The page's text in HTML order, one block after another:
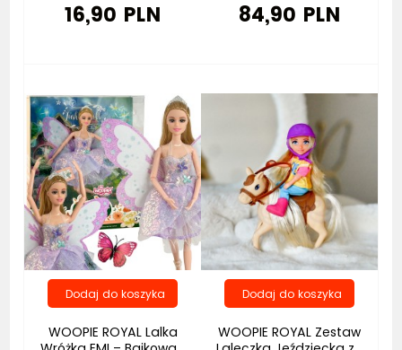
16,90 PLN 84,90 PLN
WOOPIE ROYAL Lalka
WOOPIE ROYAL Zestaw